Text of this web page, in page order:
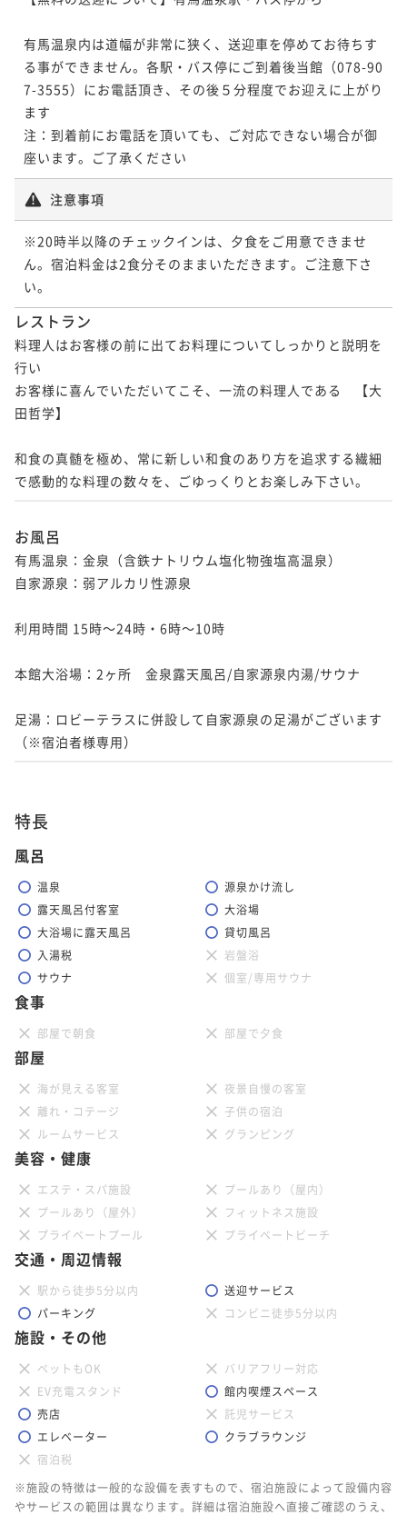
【冬季限定】グレードUP！淡路島3年とらふぐ使用の
拘りてっちりコース～てっさ・唐揚げ・てっちり・雑
炊
二食付き
ポイント即利用で最大7％OFF
【春夏の太閤美食】豪華5大高級食材！伊勢海老・神戸
牛・鮑・フカヒレ・雲丹の贅尽くしおまかせ太閤会席
二食付き 現地決済可 事前決済可
IN 15:00 - 19:00 OUT11:00
¥262,000~
【秋冬の太閤美食】6大味覚！蟹・河豚・神戸牛・雲
丹・鮑・フカヒレ～当館で一番贅沢なおまかせ料理コ
2名 ¥ 243,660 ~
有馬温泉内は道幅が非常に狭く、送迎車を停めてお待ちす
る事ができません。各駅・バス停にご到着後当館（078-90
7-3555）にお電話頂き、その後５分程度でお迎えに上がり
ます
注：到着前にお電話を頂いても、ご対応できない場合が御
座います。ご了承ください
注意事項
※20時半以降のチェックインは、夕食をご用意できませ
ん。宿泊料金は2食分そのままいただきます。ご注意下さ
い。
レストラン
料理人はお客様の前に出てお料理についてしっかりと説明を
行い
お客様に喜んでいただいてこそ、一流の料理人である　【大
田哲学】
和食の真髄を極め、常に新しい和食のあり方を追求する繊細
で感動的な料理の数々を、ごゆっくりとお楽しみ下さい。
お風呂
有馬温泉：金泉（含鉄ナトリウム塩化物強塩高温泉）
自家源泉：弱アルカリ性源泉
利用時間 15時～24時・6時～10時
本館大浴場：2ヶ所　金泉露天風呂/自家源泉内湯/サウナ
足湯：ロビーテラスに併設して自家源泉の足湯がございます
特長
風呂
温泉
源泉かけ流し
露天風呂付客室
大浴場
大浴場に露天風呂
貸切風呂
入湯税
岩盤浴
サウナ
個室/専用サウナ
食事
部屋で朝食 部屋で夕食
部屋
海が見える客室
夜景自慢の客室
離れ・コテージ
子供の宿泊
ルームサービス
グランピング
美容・健康
エステ・スパ施設
プールあり（屋内）
プールあり（屋外）
フィットネス施設
プライベートプール
プライベートビーチ
交通・周辺情報
駅から徒歩5分以内
送迎サービス
パーキング
コンビニ徒歩5分以内
施設・その他
ペットもOK
バリアフリー対応
EV充電スタンド
館内喫煙スペース
売店
託児サービス
エレベーター
クラブラウンジ
宿泊税
※施設の特徴は一般的な設備を表すもので、宿泊施設によって設備内容
やサービスの範囲は異なります。詳細は宿泊施設へ直接ご確認のうえ、